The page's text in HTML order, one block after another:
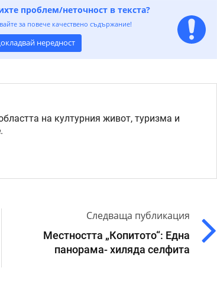
проблем/неточност в текста?
за повече качествено съдържание!
нередност
на културния живот, туризма и
Следваща публикация
Местността „Копитото“: Една
панорама- хиляда селфита